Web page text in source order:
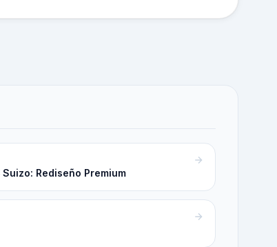
Rediseño Premium